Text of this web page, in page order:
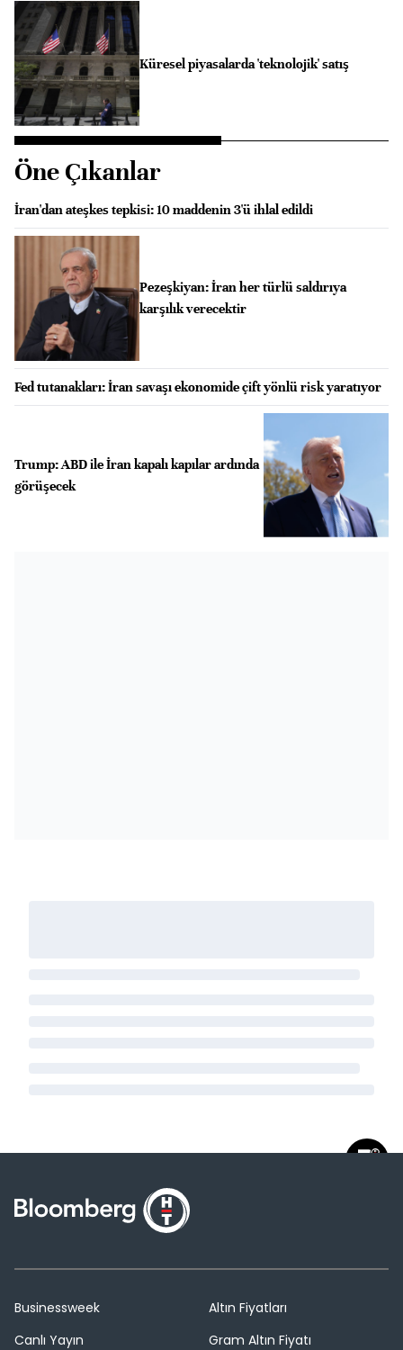
Küresel piyasalarda 'teknolojik' satış
Öne Çıkanlar
İran'dan ateşkes tepkisi: 10 maddenin 3'ü ihlal edildi
Pezeşkiyan: İran her türlü saldırıya
karşılık verecektir
Fed tutanakları: İran savaşı ekonomide çift yönlü risk yaratıyor
Trump: ABD ile İran kapalı kapılar ardında
görüşecek
Businessweek
Canlı Yayın
Altın Fiyatları
Gram Altın Fiyatı